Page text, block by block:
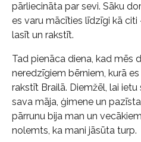
pārliecināta par sevi. Sāku
es varu mācīties līdzīgi kā
lasīt un rakstīt.
Tad pienāca diena, kad mēs
neredzīgiem bērniem, kurā
rakstīt Brailā. Diemžēl, lai
sava māja, ģimene un
pārrunu bija man un
nolemts, ka mani jāsūta turp.